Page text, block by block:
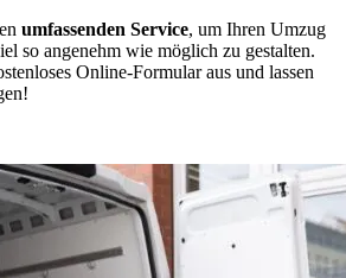
umfassenden Service, um Ihren Umzug
so angenehm wie möglich zu gestalten.
Online-Formular aus und lassen